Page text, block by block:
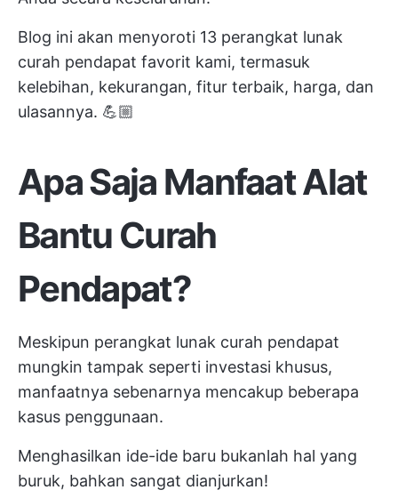
Blog ini akan menyoroti 13 perangkat lunak
curah pendapat favorit kami, termasuk
kelebihan, kekurangan, fitur terbaik, harga, dan
ulasannya. 💪🏼
Apa Saja Manfaat Alat
Bantu Curah
Pendapat?
Meskipun perangkat lunak curah pendapat
mungkin tampak seperti investasi khusus,
manfaatnya sebenarnya mencakup beberapa
kasus penggunaan.
Menghasilkan ide-ide baru bukanlah hal yang
buruk, bahkan sangat dianjurkan!